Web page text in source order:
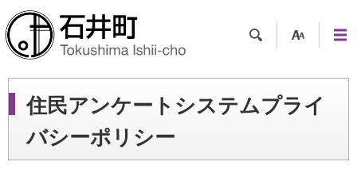
ツー
ル
ュー
住民アンケートシステムプライ
バシーポリシー